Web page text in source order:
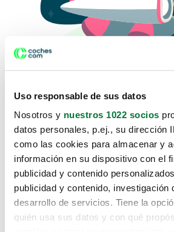
Uso responsable de sus datos
Nosotros y nuestros 1022 socios
datos personales, p.ej., su dirección
como las cookies para almacenar y
información en su dispositivo con el
publicidad y contenido
publicidad y contenido, investigación
desarrollo de servicios. Tiene la
quién usa sus datos y con qué
Lo sentimos, no
te hemos traido
Pero puedes encontrar el coche
buscando en alguno de estos